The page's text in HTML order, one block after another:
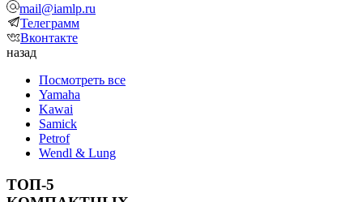
mail@iamlp.ru
Телеграмм
Вконтакте
назад
Посмотреть все
Yamaha
Kawai
Samick
Petrof
Wendl & Lung
ТОП-5